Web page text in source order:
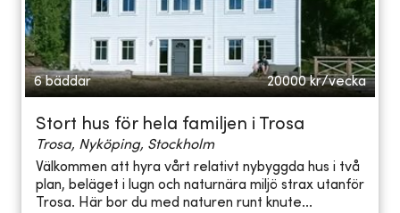
6 bäddar 20000 kr/vecka
Stort hus för hela familjen i Trosa
Trosa, Nyköping, Stockholm
Välkommen att hyra vårt relativt nybyggda hus i två
plan, beläget i lugn och naturnära miljö strax utanför
Trosa. Här bor du med naturen runt knute...